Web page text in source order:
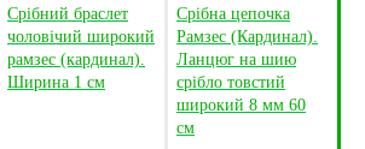
Срібний браслет
чоловічий широкий
рамзес (кардинал).
Ширина 1 см
Срібна цепочка
Рамзес (Кардинал).
Ланцюг на шию
срібло товстий
широкий 8 мм 60
см